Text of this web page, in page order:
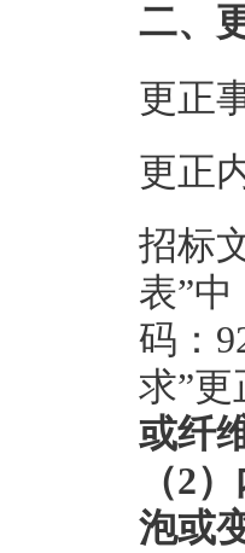
二、
更正
更正
招标
表”中
码：
求”更
或纤
（2
泡或